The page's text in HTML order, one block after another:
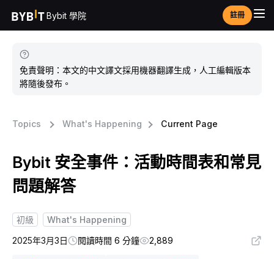
Bybit 學院 註冊
免責聲明：本文的中文譯文採用機器翻譯生成，人工編輯版本
將隨後發布。
Topics What's Happening Current Page
Bybit 安全事件：活動時間表和常見
問題解答
初級
What's Happening
2025年3月3日
閱讀時間 6 分鐘 2,889